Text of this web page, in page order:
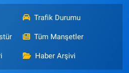
Trafik Durumu
Tüm Manşetler
Haber Arşivi